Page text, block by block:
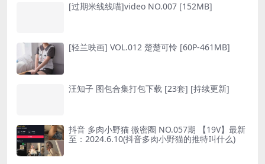
[过期米线线喵]video NO.007 [152MB]
[轻兰映画] VOL.012 楚楚可怜 [60P-461MB]
汪知子 图包合集打包下载 [23套] [持续更新]
抖音 多肉小野猫 微密圈 NO.057期 【19V】最新
至：2024.6.10(抖音多肉小野猫的推特叫什么)